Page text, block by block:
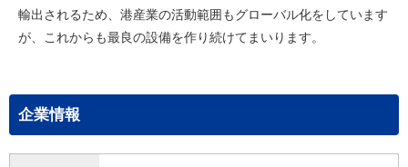
輸出されるため、港産業の活動範囲もグローバル化をしています
が、これからも最良の設備を作り続けてまいります。
企業情報